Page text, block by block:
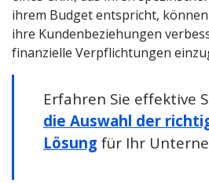
ihrem Budget entspricht,
ihre Kundenbeziehungen
finanzielle Verpflichtungen
Erfahren Sie effektive
die Auswahl der
Lösung für Ihr